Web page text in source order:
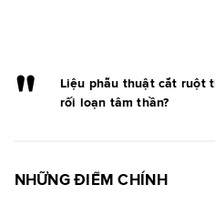
Liệu phẫu thuật cắt ruột
rối loạn tâm thần?
NHỮNG ĐIỂM CHÍNH